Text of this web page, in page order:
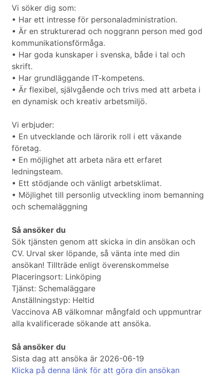
Vi söker dig som:
• Har ett intresse för personaladministration.
• Är en strukturerad och noggrann person med god
kommunikationsförmåga.
• Har goda kunskaper i svenska, både i tal och
skrift.
• Har grundläggande IT-kompetens.
• Är flexibel, självgående och trivs med att arbeta i
en dynamisk och kreativ arbetsmiljö.
Vi erbjuder:
• En utvecklande och lärorik roll i ett växande
företag.
• En möjlighet att arbeta nära ett erfaret
ledningsteam.
• Ett stödjande och vänligt arbetsklimat.
• Möjlighet till personlig utveckling inom bemanning
och schemaläggning
Så ansöker du
Sök tjänsten genom att skicka in din ansökan och
CV. Urval sker löpande, så vänta inte med din
ansökan! Tillträde enligt överenskommelse
Placeringsort: Linköping
Tjänst: Schemaläggare
Anställningstyp: Heltid
Vaccinova AB välkomnar mångfald och uppmuntrar
alla kvalificerade sökande att ansöka.
Så ansöker du
Sista dag att ansöka är 2026-06-19
Klicka på denna länk för att göra din ansökan